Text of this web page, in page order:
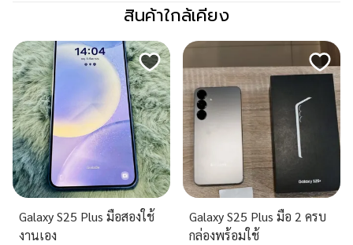
สินค้าใกล้เคียง
Galaxy S25 Plus มือสองใช้
งานเอง
Galaxy S25 Plus มือ 2 ครบ
กล่องพร้อมใช้